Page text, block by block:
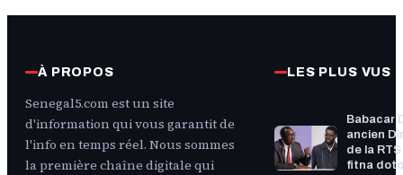
À PROPOS
Senegal5.com est un site
d'information qui vous garantit de
l'info en temps réel. Nous sommes
la première chaîne digitale qui
LES PLUS VUS
Babacar
ancien
de la RTS
fitna